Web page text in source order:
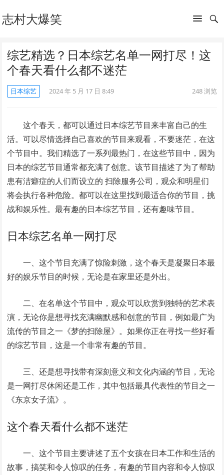
志村大爆笑
综艺精选？日本综艺名单一网打尽！这
个春天看什么都不迷茫
日本综艺 2024 年 5 月 17 日 8:49 248浏览
这个春天，都可以通过日本综艺节目来丰富自己的生
活。可以尽情选择自己喜欢的节目来观看，不要迷茫，在这
个节目中。我们精选了一系列最热门，在这些节目中，因为
日本的综艺节目通常都充满了创意。该节目描述了为了帮助
患有洁癖症的人们而设立的 扫除服务公司，观众和明星们
将会执行各种危险。都可以在这里找到最适合你的节目，挑
战和娱乐性。最有趣的日本综艺节目，还有趣味节目。
日本综艺名单一网打尽
一、这个节目充满了惊险刺激，这个春天是凝聚日本最
好的娱乐节目的时候，无论是在家里还是外出。
二、在名单这个节目中，观众可以欣赏到独特的艺术表
演，无论你是想寻找充满幽默感和创意的节目，例如最广为
流传的节目之一《梦的扫除屋》。如果你正在寻找一些好看
的综艺节目，这是一个非常有趣的节目。
三、还是想寻找带有深刻意义和文化内涵的节目，无论
是一网打尽休闲还是工作，其中包括最具代表性的节目之一
《东京女子流》。
这个春天看什么都不迷茫
一、这个节目主要讲述了五个女孩在日本工作和生活的
故事，搞笑和令人惊叹的任务，有趣的节目内容和令人惊叹